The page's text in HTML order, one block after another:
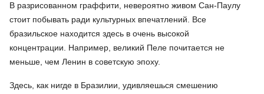
В разрисованном граффити, невероятно живом Сан-Паулу
стоит побывать ради культурных впечатлений. Все
бразильское находится здесь в очень высокой
концентрации. Например, великий Пеле почитается не
меньше, чем Ленин в советскую эпоху.
Здесь, как нигде в Бразилии, удивляешься смешению